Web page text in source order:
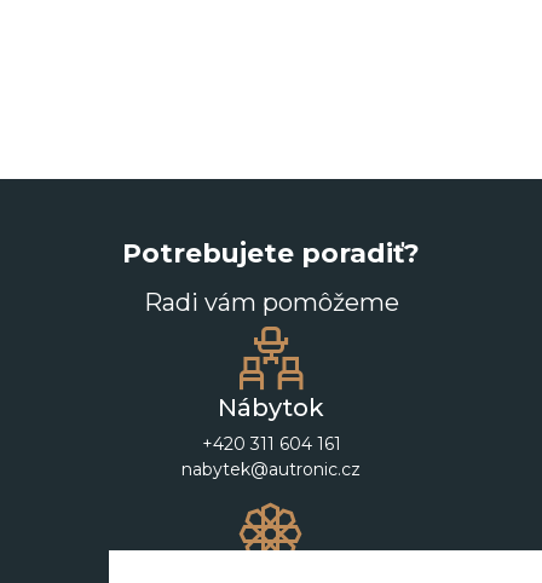
Potrebujete poradiť?
Radi vám pomôžeme
Nábytok
+420 311 604 161
nabytek@autronic.cz